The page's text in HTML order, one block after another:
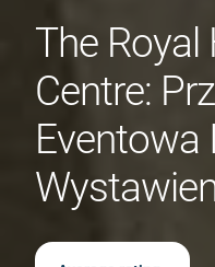
The Royal
Centre:
Eventowa I